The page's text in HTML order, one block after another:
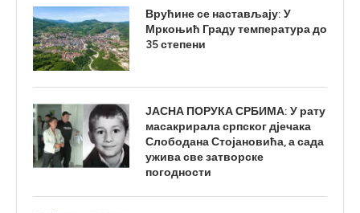
Врућине се настављају: У
Мркоњић Граду температура до
35 степени
ЈАСНА ПОРУКА СРБИМА: У рату
масакрирала српског дјечака
Слободана Стојановића, а сада
ужива све затворске
погодности